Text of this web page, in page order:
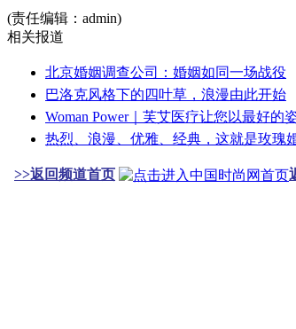
(责任编辑：admin)
相关报道
北京婚姻调查公司：婚姻如同一场战役
巴洛克风格下的四叶草，浪漫由此开始
Woman Power｜芙艾医疗让您以最好的
热烈、浪漫、优雅、经典，这就是玫瑰
>>返回频道首页